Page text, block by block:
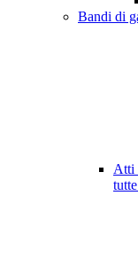
Bandi di
Atti